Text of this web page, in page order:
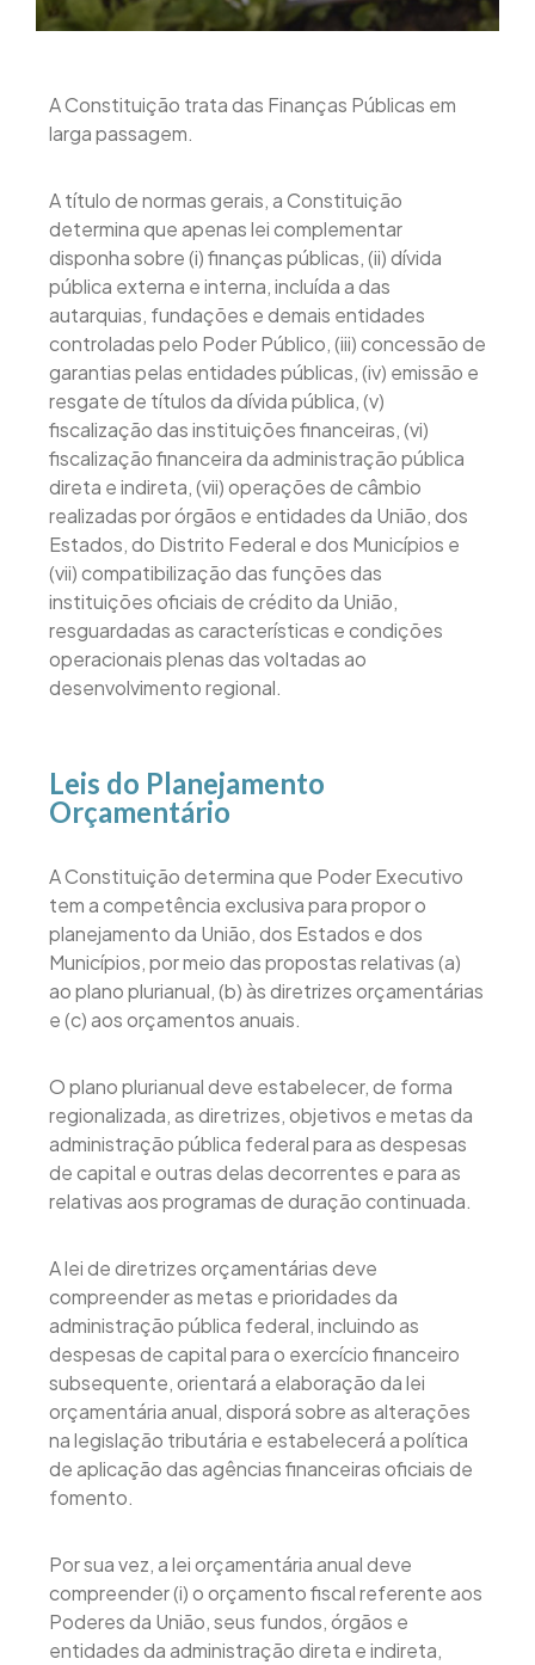
A Constituição trata das Finanças Públicas em
larga passagem.
A título de normas gerais, a Constituição
determina que apenas lei complementar
disponha sobre (i) finanças públicas, (ii) dívida
pública externa e interna, incluída a das
autarquias, fundações e demais entidades
controladas pelo Poder Público, (iii) concessão de
garantias pelas entidades públicas, (iv) emissão e
resgate de títulos da dívida pública, (v)
fiscalização das instituições financeiras, (vi)
fiscalização financeira da administração pública
direta e indireta, (vii) operações de câmbio
realizadas por órgãos e entidades da União, dos
Estados, do Distrito Federal e dos Municípios e
(vii) compatibilização das funções das
instituições oficiais de crédito da União,
resguardadas as características e condições
operacionais plenas das voltadas ao
desenvolvimento regional.
Leis do Planejamento
Orçamentário
A Constituição determina que Poder Executivo
tem a competência exclusiva para propor o
planejamento da União, dos Estados e dos
Municípios, por meio das propostas relativas (a)
ao plano plurianual, (b) às diretrizes orçamentárias
e (c) aos orçamentos anuais.
O plano plurianual deve estabelecer, de forma
regionalizada, as diretrizes, objetivos e metas da
administração pública federal para as despesas
de capital e outras delas decorrentes e para as
relativas aos programas de duração continuada.
A lei de diretrizes orçamentárias deve
compreender as metas e prioridades da
administração pública federal, incluindo as
despesas de capital para o exercício financeiro
subsequente, orientará a elaboração da lei
orçamentária anual, disporá sobre as alterações
na legislação tributária e estabelecerá a política
de aplicação das agências financeiras oficiais de
fomento.
Por sua vez, a lei orçamentária anual deve
compreender (i) o orçamento fiscal referente aos
Poderes da União, seus fundos, órgãos e
entidades da administração direta e indireta,